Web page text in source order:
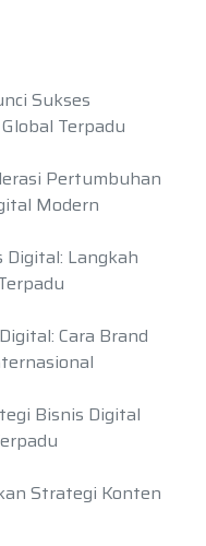
Sukses
Terpadu
Pertumbuhan
Modern
Langkah
Cara Brand
Bisnis Digital
Strategi Konten